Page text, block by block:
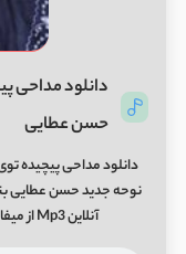
دانلود مداحی
حسن عطایی
دانلود مداحی پیچیده
نوحه جدید حسن عطایی
آنلاین Mp3 از میفا موزیک Pichide Song By Hasan Ataei